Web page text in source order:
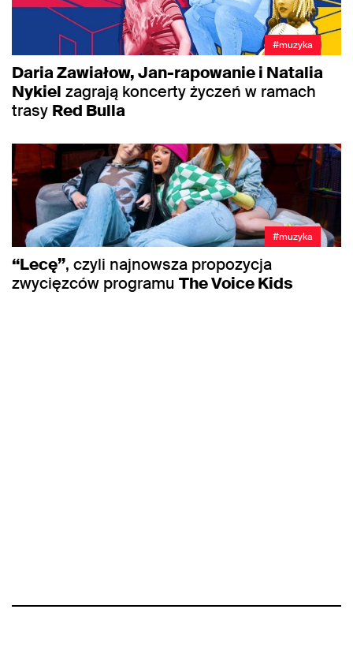
#muzyka
Daria Zawiałow, Jan-rapowanie i Natalia
Nykiel zagrają koncerty życzeń w ramach
trasy Red Bulla
#muzyka
“Lecę”, czyli najnowsza propozycja
zwycięzców programu The Voice Kids